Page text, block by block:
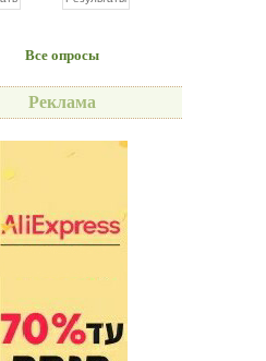
Все опросы
Реклама